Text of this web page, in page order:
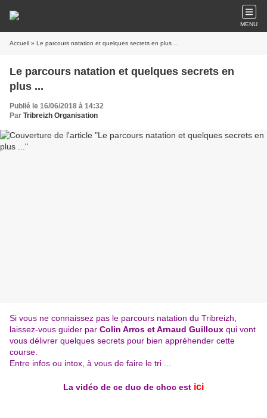
MENU
Accueil » Le parcours natation et quelques secrets en plus ...
Le parcours natation et quelques secrets en
plus ...
Publié le 16/06/2018 à 14:32
Par Tribreizh Organisation
Si vous ne connaissez pas le parcours natation du Tribreizh,
laissez-vous guider par Colin Arros et Arnaud Guilloux qui vont
vous délivrer quelques secrets pour bien appréhender cette
course.
Entre infos ou intox, à vous de faire le tri ...
La vidéo de ce duo de choc est ici